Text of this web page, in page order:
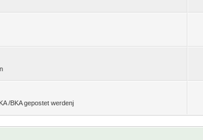
/BKA gepostet werdenj